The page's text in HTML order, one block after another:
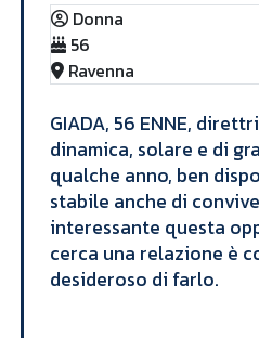
Donna
56
Ravenna
​GIADA, 56 ENNE,
dinamica, solare e di
qualche anno, ben
stabile anche di
interessante questa
cerca una relazione è
desideroso di farlo. ​